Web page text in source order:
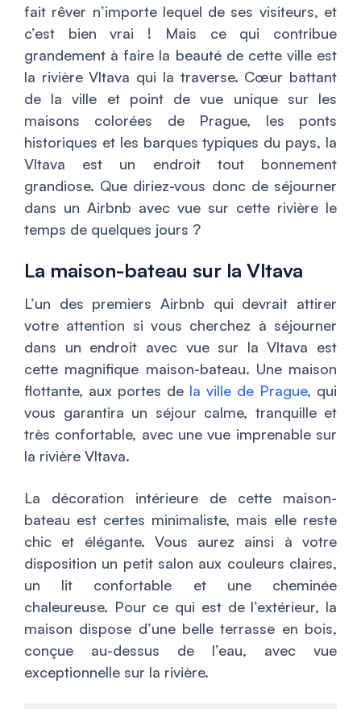
fait rêver n’importe lequel de ses visiteurs, et
c’est bien vrai ! Mais ce qui contribue
grandement à faire la beauté de cette ville est
la rivière Vltava qui la traverse. Cœur battant
de la ville et point de vue unique sur les
maisons colorées de Prague, les ponts
historiques et les barques typiques du pays, la
Vltava est un endroit tout bonnement
grandiose. Que diriez-vous donc de séjourner
dans un Airbnb avec vue sur cette rivière le
temps de quelques jours ?
La maison-bateau sur la Vltava
L’un des premiers Airbnb qui devrait attirer
votre attention si vous cherchez à séjourner
dans un endroit avec vue sur la Vltava est
cette magnifique maison-bateau. Une maison
flottante, aux portes de la ville de Prague, qui
vous garantira un séjour calme, tranquille et
très confortable, avec une vue imprenable sur
la rivière Vltava.
La décoration intérieure de cette maison-
bateau est certes minimaliste, mais elle reste
chic et élégante. Vous aurez ainsi à votre
disposition un petit salon aux couleurs claires,
un lit confortable et une cheminée
chaleureuse. Pour ce qui est de l’extérieur, la
maison dispose d’une belle terrasse en bois,
conçue au-dessus de l’eau, avec vue
exceptionnelle sur la rivière.